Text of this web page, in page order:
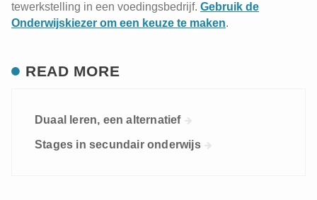
tewerkstelling in een voedingsbedrijf. Gebruik de
Onderwijskiezer om een keuze te maken.
READ MORE
Duaal leren, een alternatief
Stages in secundair onderwijs